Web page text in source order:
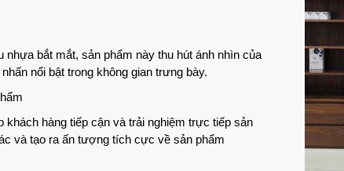
nhựa bắt mắt, sản phẩm này thu hút ánh nhìn của
nổi bật trong không gian trưng bày.
khách hàng tiếp cận và trải nghiệm trực tiếp sản
và tạo ra ấn tượng tích cực về sản phẩm